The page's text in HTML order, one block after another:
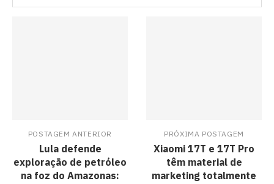
POSTAGEM ANTERIOR
Lula defende
exploração de petróleo
na foz do Amazonas:
PRÓXIMA POSTAGEM
Xiaomi 17T e 17T Pro
têm material de
marketing totalmente